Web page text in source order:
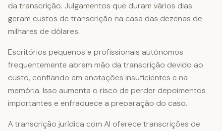
da transcrição. Julgamentos que duram vários dias
geram custos de transcrição na casa das dezenas de
milhares de dólares.
Escritórios pequenos e profissionais autônomos
frequentemente abrem mão da transcrição devido ao
custo, confiando em anotações insuficientes e na
memória. Isso aumenta o risco de perder depoimentos
importantes e enfraquece a preparação do caso.
A transcrição jurídica com AI oferece transcrições de